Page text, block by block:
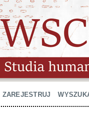
ZAREJESTRUJ